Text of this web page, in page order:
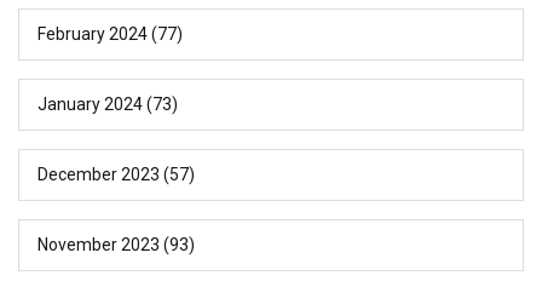
February 2024(77)
January 2024(73)
December 2023 (57)
November 2023 (93)